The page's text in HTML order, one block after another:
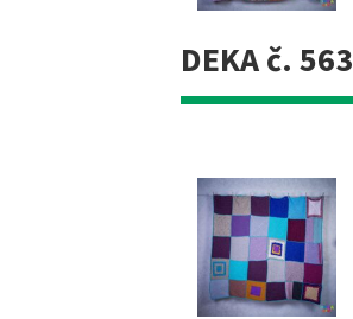
DEKA č. 563